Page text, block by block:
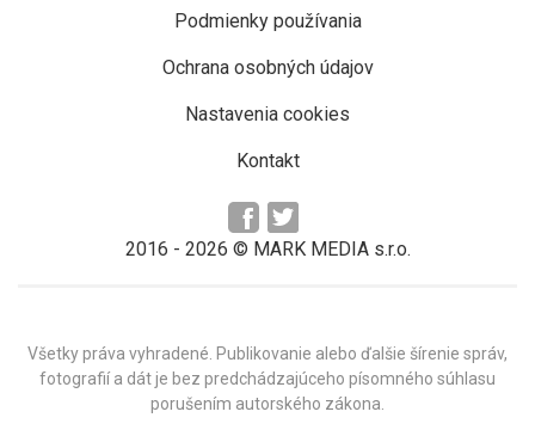
Podmienky používania
Ochrana osobných údajov
Nastavenia cookies
Kontakt
2016 - 2026 © MARK MEDIA s.r.o.
Všetky práva vyhradené. Publikovanie alebo ďalšie šírenie správ,
fotografií a dát je bez predchádzajúceho písomného súhlasu
porušením autorského zákona.